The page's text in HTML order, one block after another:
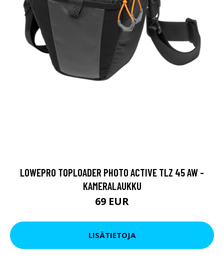
LOWEPRO TOPLOADER PHOTO ACTIVE TLZ 45 AW -
KAMERALAUKKU
69 EUR
LISÄTIETOJA